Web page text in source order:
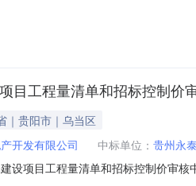
委托，对《贵州省医学测序中心建
目工程量清单和招标控制价
｜贵阳市｜乌当区
开发有限公司 中标单位： 贵州永
设项目工程量清单和招标控制价审